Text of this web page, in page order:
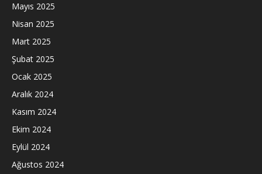
Mayıs 2025
Nisan 2025
Mart 2025
Şubat 2025
Ocak 2025
Aralık 2024
Kasım 2024
Ekim 2024
Eylül 2024
Ağustos 2024